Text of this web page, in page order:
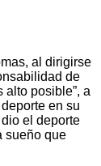
al dirigirse
de
alto posible”, a
en su
el deporte
sueño que